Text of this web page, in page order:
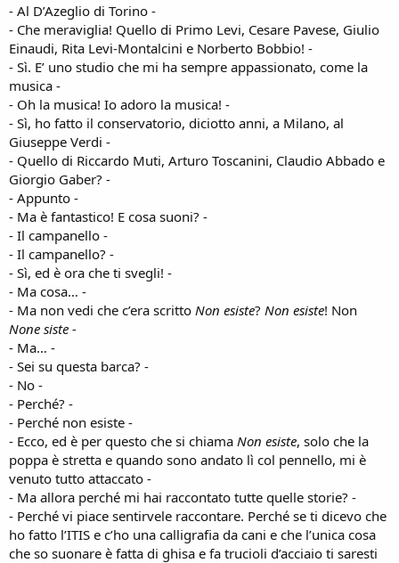
- Al D’Azeglio di Torino -
- Che meraviglia! Quello di Primo Levi, Cesare Pavese, Giulio
Einaudi, Rita Levi-Montalcini e Norberto Bobbio! -
- Sì. E’ uno studio che mi ha sempre appassionato, come la
musica -
- Oh la musica! Io adoro la musica! -
- Sì, ho fatto il conservatorio, diciotto anni, a Milano, al
Giuseppe Verdi -
- Quello di Riccardo Muti, Arturo Toscanini, Claudio Abbado e
Giorgio Gaber? -
- Appunto -
- Ma è fantastico! E cosa suoni? -
- Il campanello -
- Il campanello? -
- Sì, ed è ora che ti svegli! -
- Ma cosa… -
- Ma non vedi che c’era scritto Non esiste? Non esiste! Non
None siste -
- Ma… -
- Sei su questa barca? -
- No -
- Perché? -
- Perché non esiste -
- Ecco, ed è per questo che si chiama Non esiste, solo che la
poppa è stretta e quando sono andato lì col pennello, mi è
venuto tutto attaccato -
- Ma allora perché mi hai raccontato tutte quelle storie? -
- Perché vi piace sentirvele raccontare. Perché se ti dicevo che
ho fatto l’ITIS e c’ho una calligrafia da cani e che l’unica cosa
che so suonare è fatta di ghisa e fa trucioli d’acciaio ti saresti